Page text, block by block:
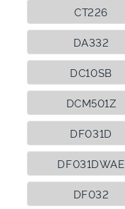
CT226
DA332
DC10SB
DCM501Z
DF031D
DF031DWAE
DF032